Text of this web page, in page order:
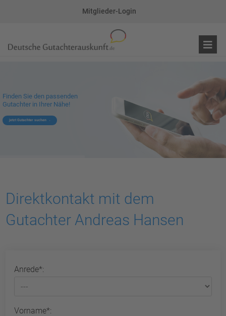
Mitglieder-Login
Finden Sie den passenden
Gutachter in Ihrer Nähe!
jetzt Gutachter suchen
Direktkontakt mit dem
Gutachter Andreas Hansen
Anrede*:
Vorname*: